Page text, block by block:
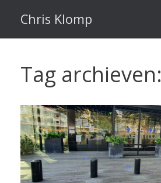
inhoud
Chris Klomp
Tag archieven: